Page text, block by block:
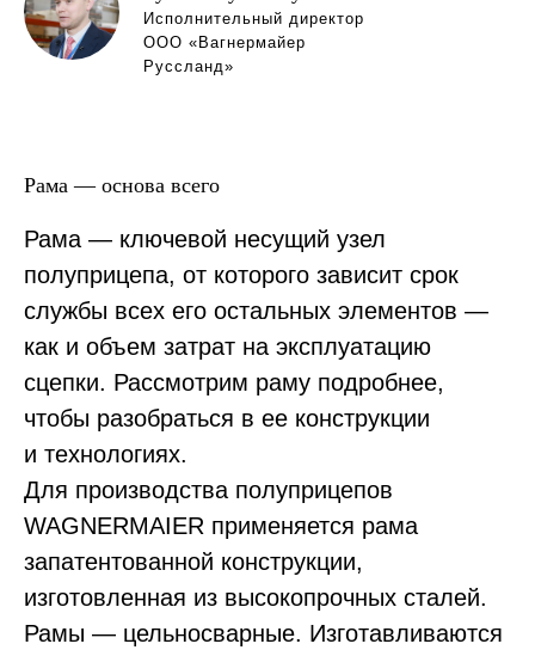
Исполнительный директор
ООО «Вагнермайер
Руссланд»
Рама — основа всего
Рама — ключевой несущий узел
полуприцепа, от которого зависит срок
службы всех его остальных элементов —
как и объем затрат на эксплуатацию
сцепки. Рассмотрим раму подробнее,
чтобы разобраться в ее конструкции
и технологиях.
Для производства полуприцепов
WAGNERMAIER применяется рама
запатентованной конструкции,
изготовленная из высокопрочных сталей.
Рамы — цельносварные. Изготавливаются